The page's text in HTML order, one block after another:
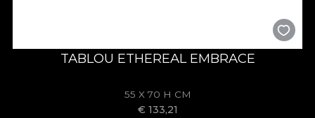
TABLOU ETHEREAL EMBRACE
55 X 70 H CM
€ 133,21